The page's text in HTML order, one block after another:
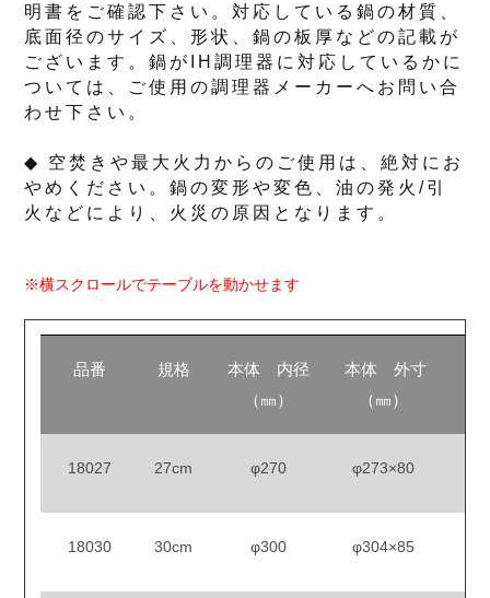
明書をご確認下さい。対応している鍋の材質、
底面径のサイズ、形状、鍋の板厚などの記載が
ございます。鍋がIH調理器に対応しているかに
ついては、ご使用の調理器メーカーへお問い合
わせ下さい。
◆ 空焚きや最大火力からのご使用は、絶対にお
やめください。鍋の変形や変色、油の発火/引
火などにより、火災の原因となります。
※横スクロールでテーブルを動かせます
品番 規格
本体 内径
（㎜）
本体 外寸
（㎜）
18027 27cm φ270 φ273×80
18030 30cm φ300 φ304×85